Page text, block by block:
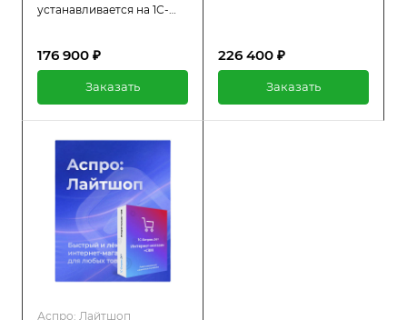
устанавливается на 1С-
маркетплейсами,
176 900 ₽
Заказать
лаконичный дизайн и
пошаговый мастер
настройки.
226 400 ₽
Заказать
Аспро: Лайтшоп